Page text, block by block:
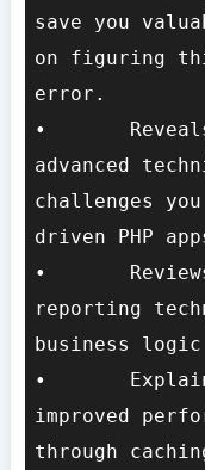
save you
on figuring
error.
•	Reveals best practices and
advanced
challenges you
driven PHP
•	Reviews practical data
reporting
business
•	Explains how to obtain
improved
through